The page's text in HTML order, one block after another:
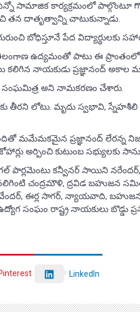
సామాజిక కార్యక్రమంలో పాల్గొంటూ
తన దాతృత్వాన్ని చాటుకున్నాడు.
బోధిస్తూనే పేద విద్యార్థులకు
ఉద్యమంతో పాటు ఈ ప్రాంతంలో
నాయకుడు ప్రజ్ఞానంద్ అకాల
సంఘమిత్ర అని నామకరణం చేశారు.
లోటు. మృదు స్వభావి, స్నేహశీలి
మమేమకమైన ప్రజ్ఞానంద్ లేరన్న
అర్పించి కుటుంబ సభ్యులకు
కన్వీనర్ సాయిని నరేందర్,
చంద్రమౌళి, ద్రవిడ బహుజన సమితి
ఈర్ల సాగర్, న్యాయవాది,
సంఘం రాష్ట్ర నాయకులు బొడ్డు
LinkedIn